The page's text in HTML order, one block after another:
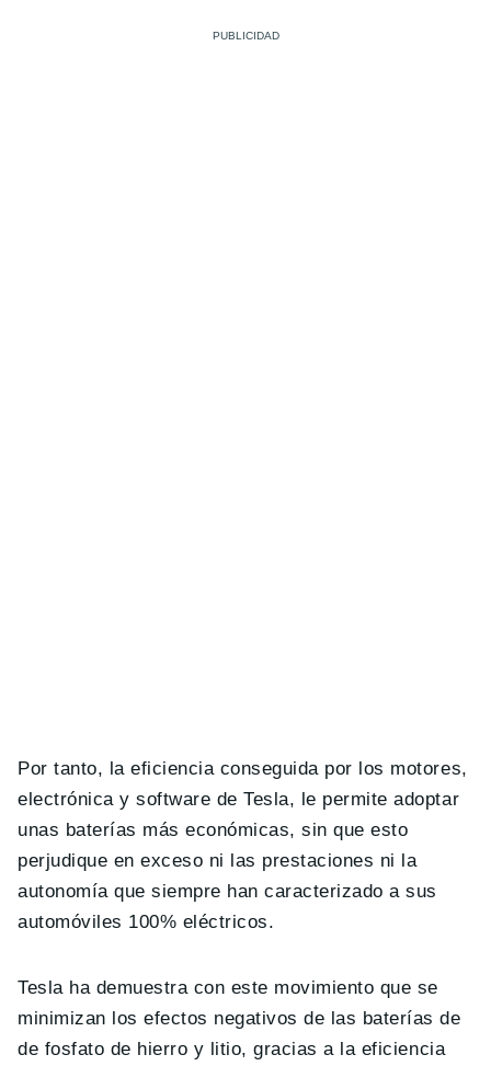
Por tanto, la eficiencia conseguida por los motores,
electrónica y software de Tesla, le permite adoptar
unas baterías más económicas, sin que esto
perjudique en exceso ni las prestaciones ni la
autonomía que siempre han caracterizado a sus
automóviles 100% eléctricos.
Tesla ha demuestra con este movimiento que se
minimizan los efectos negativos de las baterías de
de fosfato de hierro y litio, gracias a la eficiencia